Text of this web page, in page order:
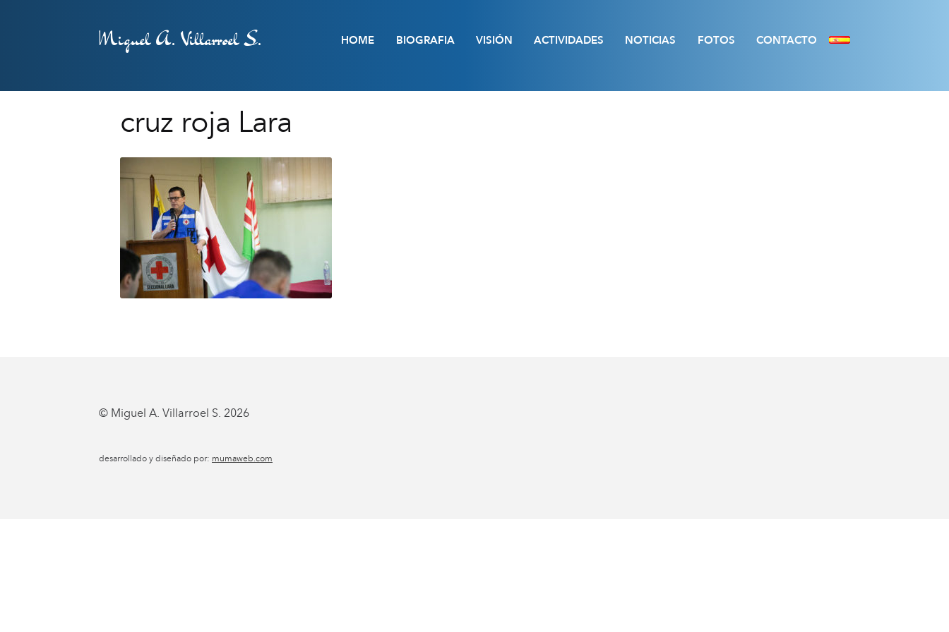
Miguel A. Villarroel S. HOME BIOGRAFIA VISIÓN ACTIVIDADES NOTICIAS FOTOS CONTACTO
cruz roja Lara
© Miguel A. Villarroel S. 2026
desarrollado y diseñado por: mumaweb.com